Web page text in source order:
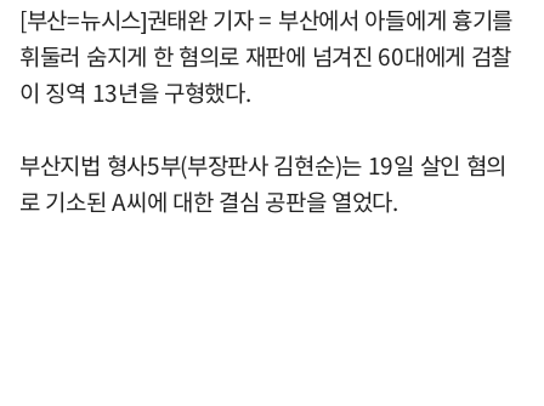
[부산=뉴시스]권태완 기자 = 부산에서 아들에게 흉기를
휘둘러 숨지게 한 혐의로 재판에 넘겨진 60대에게 검찰
이 징역 13년을 구형했다.
부산지법 형사5부(부장판사 김현순)는 19일 살인 혐의
로 기소된 A씨에 대한 결심 공판을 열었다.